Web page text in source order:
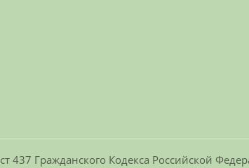
437 Гражданского Кодекса Российской